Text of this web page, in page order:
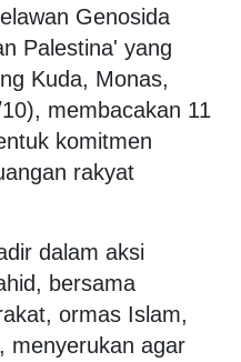
Genosida
Palestina' yang
Kuda, Monas,
membacakan 11
komitmen
rakyat
dalam aksi
bersama
ormas Islam,
menyerukan agar